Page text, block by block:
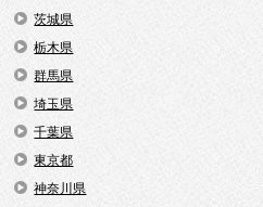
茨城県
栃木県
群馬県
埼玉県
千葉県
東京都
神奈川県